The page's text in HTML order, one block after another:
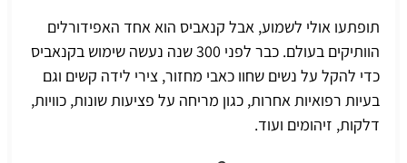
תופתעו אולי לשמוע, אבל קנאביס הוא אחד האפידורלים
הוותיקים בעולם. כבר לפני 300 שנה נעשה שימוש בקנאביס
כדי להקל על נשים שחוו כאבי מחזור, צירי לידה קשים וגם
בעיות רפואיות אחרות, כגון מריחה על פציעות שונות, כוויות,
דלקות, זיהומים ועוד.